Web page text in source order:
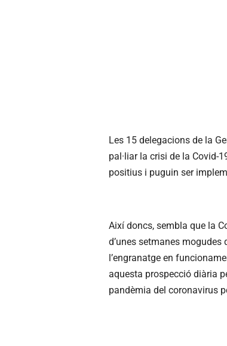
Les 15 delegacions de la
pal·liar la crisi de la Covid-
positius i puguin ser
Així doncs, sembla que la
d’unes setmanes
l’engranatge en
aquesta prospecció diària
pandèmia del coronavirus